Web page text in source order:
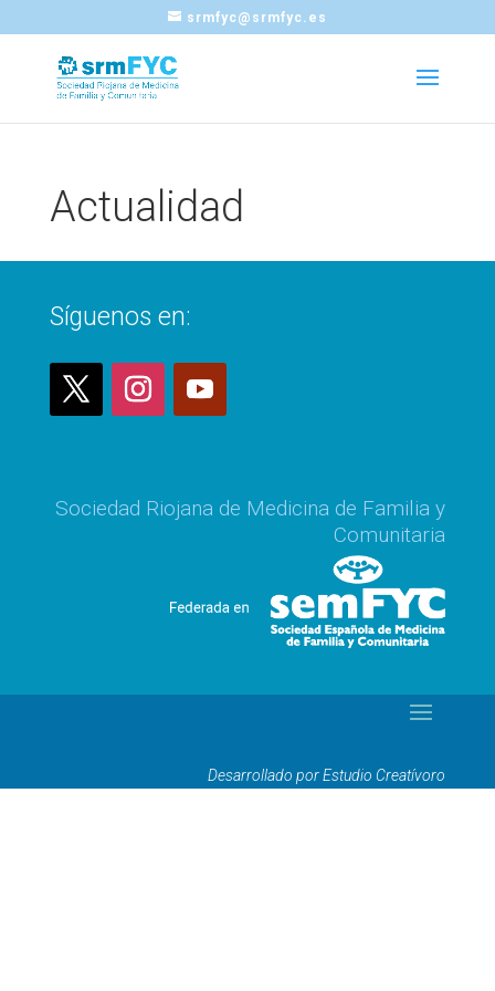
srmfyc@srmfyc.es
Actualidad
Síguenos en:
Sociedad Riojana de Medicina de Familia y
Comunitaria
Desarrollado por Estudio Creatívoro